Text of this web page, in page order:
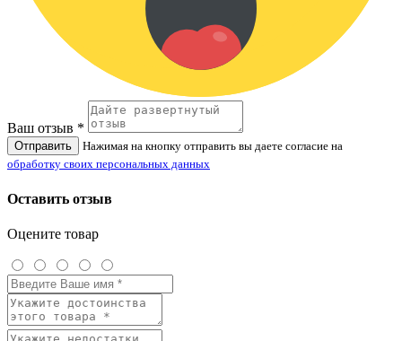
Ваш отзыв *
Отправить
Нажимая на кнопку отправить вы даете согласие на
обработку своих персональных данных
Оставить отзыв
Оцените товар